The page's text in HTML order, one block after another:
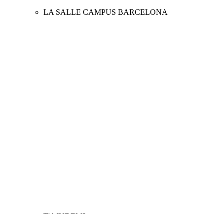
LA SALLE CAMPUS BARCELONA